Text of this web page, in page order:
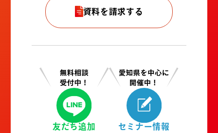
資料を請求する
友だち追加 セミナー情報